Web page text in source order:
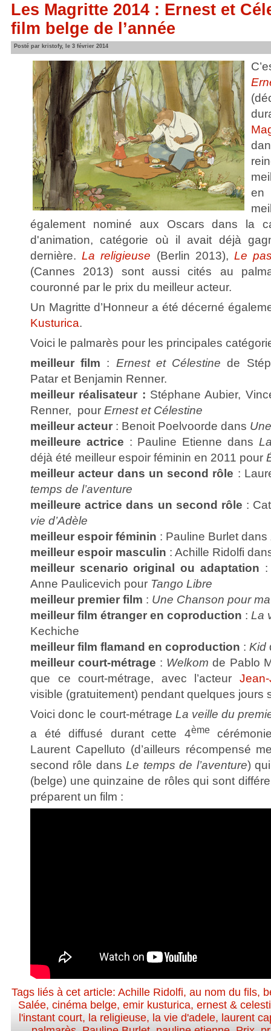
Les Magritte 2014 : Ernest et
film belge de l’année
Posté par kristofy, le 3 février 2014
en
également nominé aux Oscars dans la
d'animation, catégorie où il avait déjà
dernière.La religieuse (Berlin 2013),Le
(Cannes 2013) sont aussi cités au
couronné par le prix du meilleur acteur.
Un Magritte d’Honneur a été décerné
Kusturica.
Voici le palmarès pour les principales
meilleur film : Ernest et Célestine de
Patar et Benjamin Renner.
meilleur réalisateur : Stéphane Aubier,
Renner, pour Ernest et Célestine
meilleur acteur : Benoit Poelvoorde dans
meilleure actrice : Pauline Etienne dans
déjà été meilleur espoir féminin en 2011 pour
meilleur acteur dans un second rôle :
temps de l’aventure
meilleure actrice dans un second rôle :
vie d’Adèle
meilleur espoir féminin : Pauline Burlet dans
meilleur espoir masculin : Achille Ridolfi
meilleur scenario original ou adaptation
Anne Paulicevich pour Tango Libre
meilleur premier film : Une Chanson pour
meilleur film étranger en coproduction : La
Kechiche
meilleur film flamand en coproduction : Kid
meilleur court-métrage : Welkom de Pablo
que ce court-métrage, avec l’acteur
visible (gratuitement) pendant quelques jours
Voici donc le court-métrage La veille du
a été diffusé durant cette 4ème
Laurent Capelluto (d’ailleurs récompensé
second rôle dansLe temps de l’aventure)
(belge) une quinzaine de rôles qui sont
préparent un film :
Tags liés à cet article:Achille Ridolfi,au nom du fils,
Salée, cinéma belge, emir kusturica, ernest &
l'instant court, la religieuse, la vie d'adele, laurent